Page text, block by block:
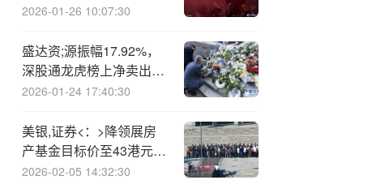
2026-01-26 10:07:30
盛达资;源振幅17.92%，
深股通龙虎榜上净卖出
453.67万元
2026-01-24 17:40:30
美银,证券<：>降领展房
产基金目标价至43港元
续予“买入”评级
2026-02-05 14:32:30